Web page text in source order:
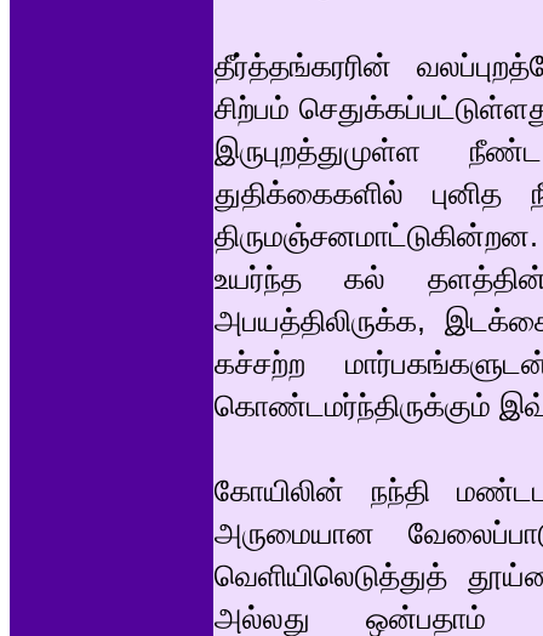
தீர்த்தங்கரரின்
சிற்பம்
துதிக்கைகளில்
உயர்ந்த கல்
அபயத்திலிருக்க,
கச்சற்ற
கொண்டமர்ந்திருக்கும்
கோயிலின் நந்தி
அருமையான
வெளியிலெடுத்துத்
அல்லது ஒன்பதாம்